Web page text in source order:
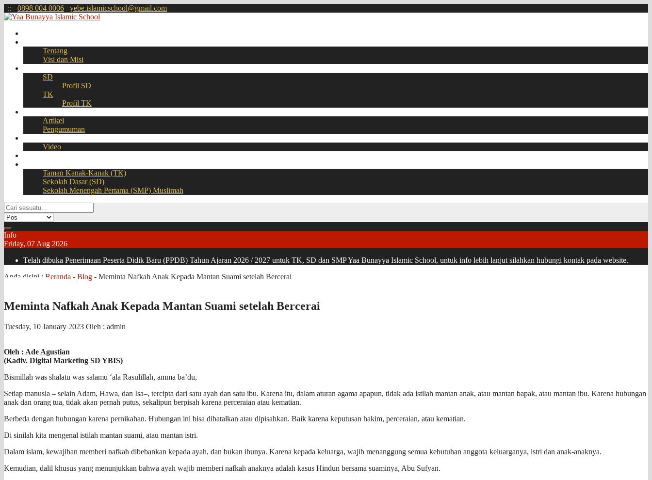
:: 0898 004 0006 yebe.islamicschool@gmail.com
Tentang
Visi dan Misi
SD
Profil SD
TK
Profil TK
Artikel
Pengumuman
Video
Taman Kanak-Kanak (TK)
Sekolah Dasar (SD)
Sekolah Menengah Pertama (SMP) Muslimah
Info
Friday, 07 Aug 2026
Telah dibuka Penerimaan Peserta Didik Baru (PPDB) Tahun Ajaran 2026 / 2027 untuk TK, SD dan SMP Yaa Bunayya Islamic School, untuk info lebih lanjut silahkan hubungi kontak pada website.
Anda disini : Beranda - Blog - Meminta Nafkah Anak Kepada Mantan Suami setelah Bercerai
Meminta Nafkah Anak Kepada Mantan Suami setelah Bercerai
Tuesday, 10 January 2023 Oleh : admin
Oleh : Ade Agustian
(Kadiv. Digital Marketing SD YBIS)
Bismillah was shalatu was salamu ‘ala Rasulillah, amma ba’du,
Setiap manusia – selain Adam, Hawa, dan Isa–, tercipta dari satu ayah dan satu ibu. Karena itu, dalam aturan agama apapun, tidak ada istilah mantan anak, atau mantan bapak, atau mantan ibu. Karena hubungan
anak dan orang tua, tidak akan pernah putus, sekalipun berpisah karena perceraian atau kematian.
Berbeda dengan hubungan karena pernikahan. Hubungan ini bisa dibatalkan atau dipisahkan. Baik karena keputusan hakim, perceraian, atau kematian.
Di sinilah kita mengenal istilah mantan suami, atau mantan istri.
Dalam islam, kewajiban memberi nafkah dibebankan kepada ayah, dan bukan ibunya. Karena kepada keluarga, wajib menanggung semua kebutuhan anggota keluarganya, istri dan anak-anaknya.
Kemudian, dalil khusus yang menunjukkan bahwa ayah wajib memberi nafkah anaknya adalah kasus Hindun bersama suaminya, Abu Sufyan.